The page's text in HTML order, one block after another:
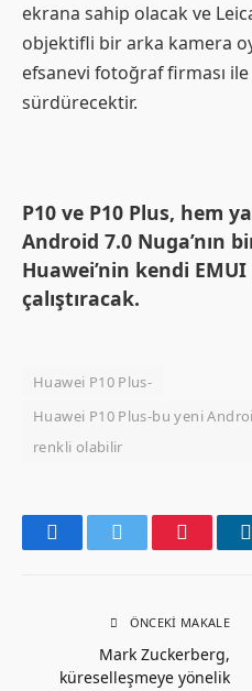
ekrana sahip olacak ve
objektifli bir arka kamera
efsanevi fotoğraf firması
sürdürecektir.
P10 ve P10 Plus, hem
Android 7.0 Nuga’nın
Huawei’nin kendi
çalıştıracak.
Huawei P10 Plus-
Huawei P10 Plus-bu yeni
renkli olabilir
FacebookTwitter Pinterest
ÖNCEKI MAKALE
Mark Zuckerberg,
küreselleşmeye yönelik